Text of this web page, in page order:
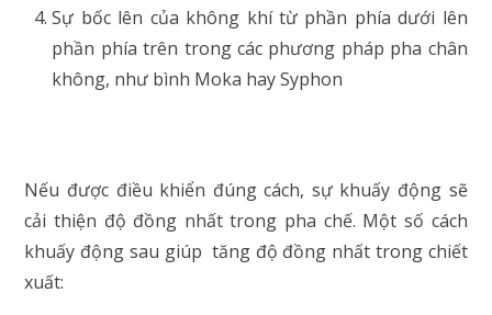
Sự bốc lên của không khí từ phần phía dưới lên
phần phía trên trong các phương pháp pha chân
không, như bình Moka hay Syphon
Nếu được điều khiển đúng cách, sự khuấy động sẽ
cải thiện độ đồng nhất trong pha chế. Một số cách
khuấy động sau giúp tăng độ đồng nhất trong chiết
xuất: